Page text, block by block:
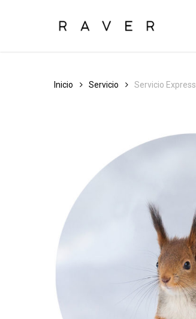
Inicio Servicio Servicio Express